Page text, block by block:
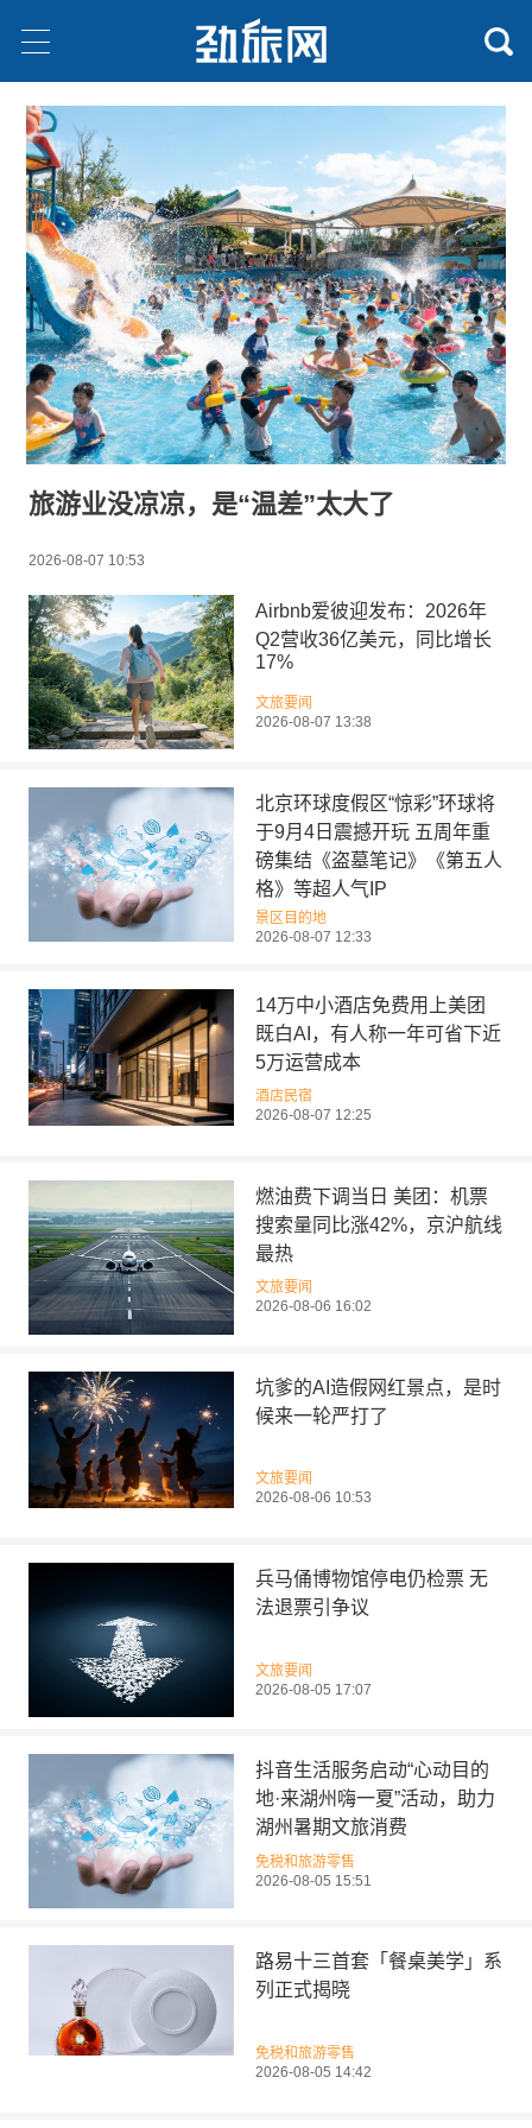
旅游业没凉凉，是“温差”太大了
2026-08-07 10:53
Airbnb爱彼迎发布：2026年
Q2营收36亿美元，同比增长
17%
文旅要闻
2026-08-07 13:38
北京环球度假区“惊彩”环球将
于9月4日震撼开玩 五周年重
磅集结《盗墓笔记》《第五人
格》等超人气IP
景区目的地
2026-08-07 12:33
14万中小酒店免费用上美团
既白AI，有人称一年可省下近
5万运营成本
酒店民宿
2026-08-07 12:25
燃油费下调当日 美团：机票
搜索量同比涨42%，京沪航线
最热
文旅要闻
2026-08-06 16:02
坑爹的AI造假网红景点，是时
候来一轮严打了
文旅要闻
2026-08-06 10:53
兵马俑博物馆停电仍检票 无
法退票引争议
文旅要闻
2026-08-05 17:07
抖音生活服务启动“心动目的
地·来湖州嗨一夏”活动，助力
湖州暑期文旅消费
免税和旅游零售
2026-08-05 15:51
路易十三首套「餐桌美学」系
列正式揭晓
免税和旅游零售
2026-08-05 14:42